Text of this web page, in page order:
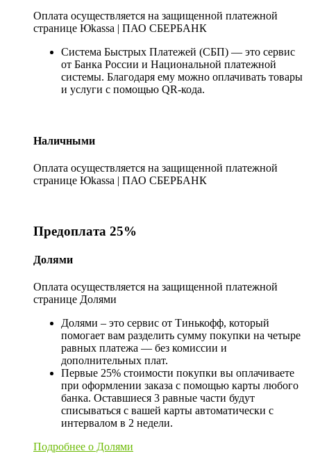
Оплата осуществляется на защищенной платежной
странице Юkassa | ПАО СБЕРБАНК
Система Быстрых Платежей (СБП) — это сервис
от Банка России и Национальной платежной
системы. Благодаря ему можно оплачивать товары
и услуги с помощью QR-кода.
Наличными
Оплата осуществляется на защищенной платежной
странице Юkassa | ПАО СБЕРБАНК
Предоплата 25%
Долями
Оплата осуществляется на защищенной платежной
странице Долями
Долями – это сервис от Тинькофф, который
помогает вам разделить сумму покупки на четыре
равных платежа — без комиссии и
дополнительных плат.
Первые 25% стоимости покупки вы оплачиваете
при оформлении заказа с помощью карты любого
банка. Оставшиеся 3 равные части будут
списываться с вашей карты автоматически с
интервалом в 2 недели.
Подробнее о Долями